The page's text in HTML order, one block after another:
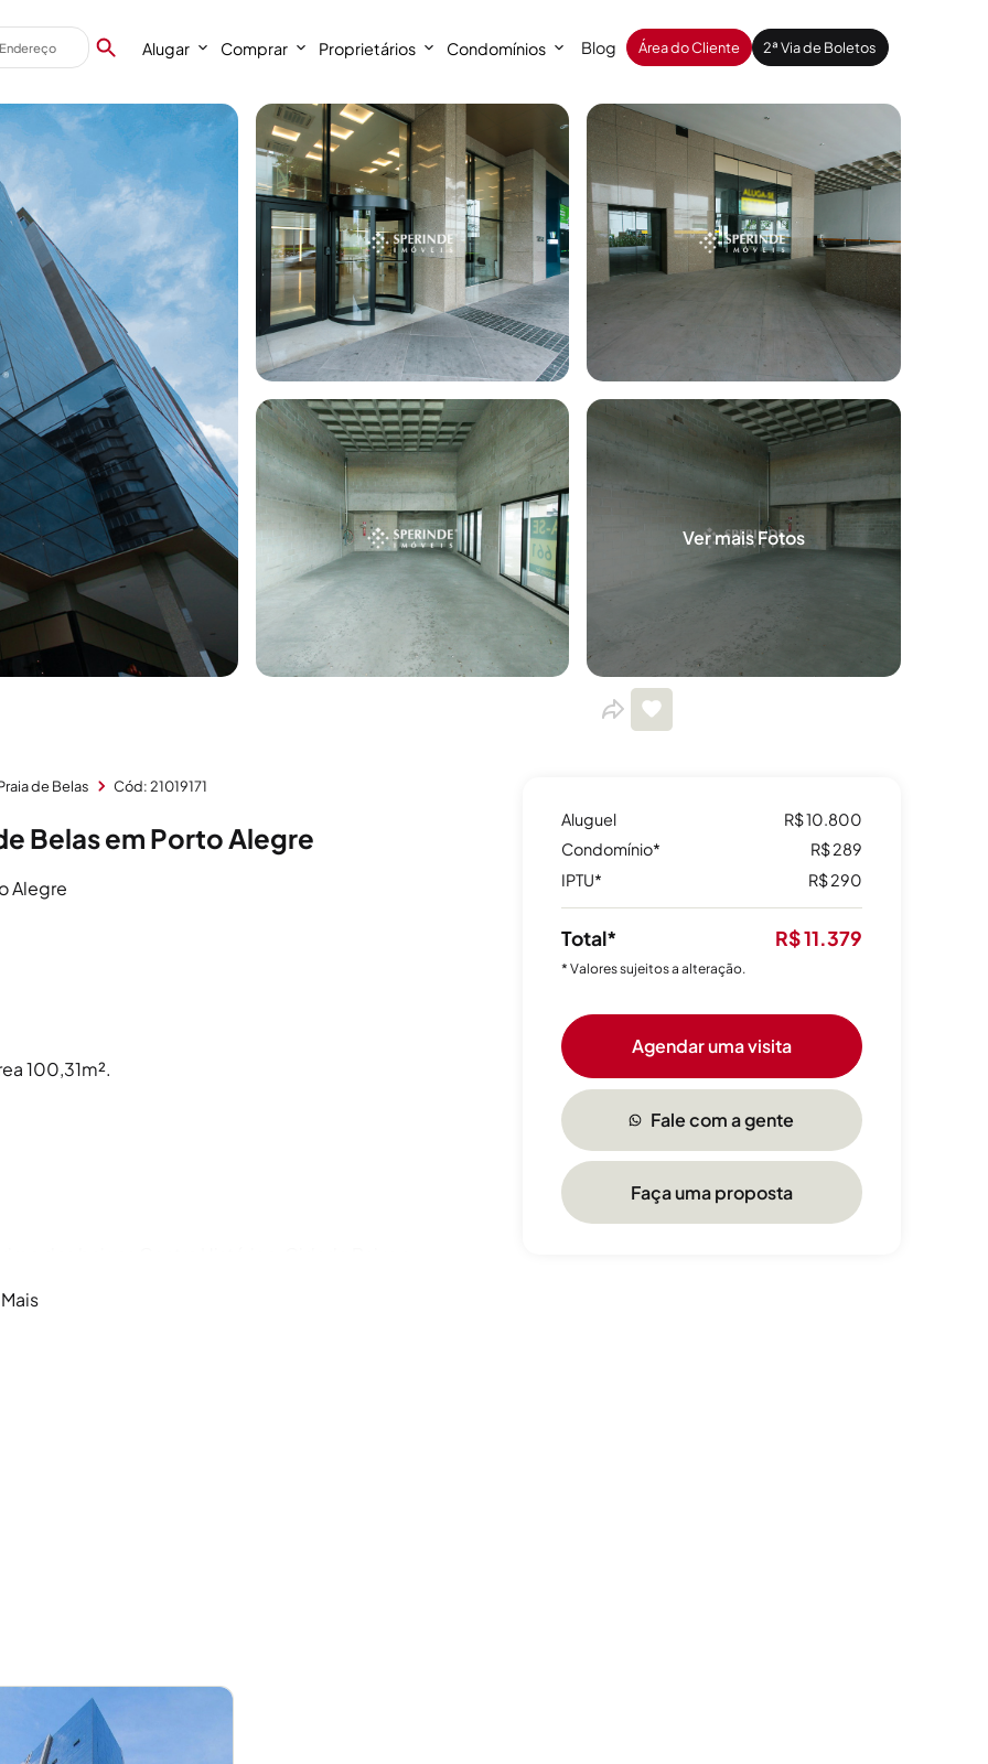
Alugar Comprar Proprietários Condomínios Blog Área do Cliente 2ª Via de Boletos
Ver mais Fotos
de Belas Cód: 21019171
Belas em Porto Alegre
Alegre
100,31m².
Pôr do Sol, Hospital Mãe de Deus,
Estádio Beira Rio. Estes pontos do bairro,
Aluguel
R$ 10.800
Condomínio*
R$ 289
IPTU*
R$ 290
Total* R$ 11.379
* Valores sujeitos a alteração.
Agendar uma visita
Fale com a gente
Faça uma proposta